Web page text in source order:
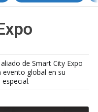
de Smart City Expo
global en su